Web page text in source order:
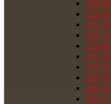
225/60
225/65
225/70
225/75
225/80
235/70
235/75
255/70
265/70
265/75